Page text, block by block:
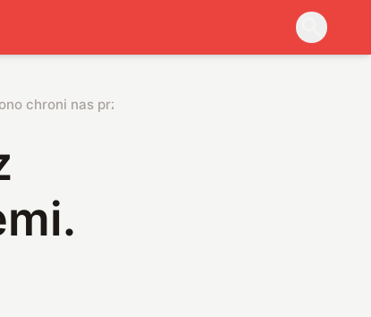
chroni nas przed wybuchami na Słońcu